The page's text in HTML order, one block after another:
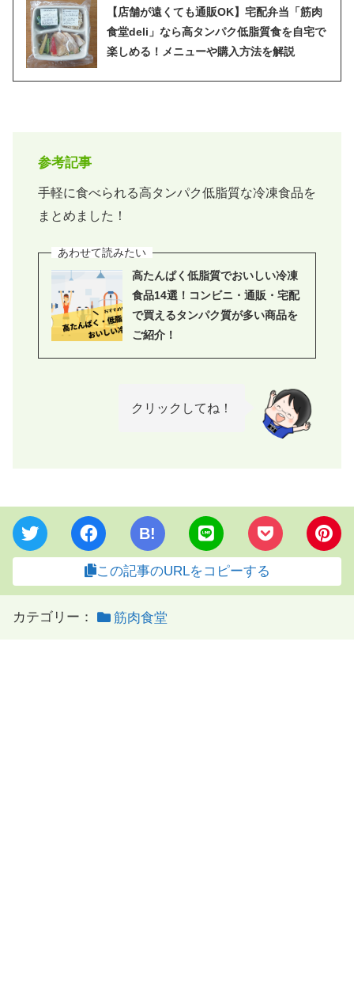
【店舗が遠くても通販OK】宅配弁当「筋肉
食堂deli」なら高タンパク低脂質食を自宅で
楽しめる！メニューや購入方法を解説
参考記事
手軽に食べられる高タンパク低脂質な冷凍食品を
まとめました！
高たんぱく低脂質でおいしい冷凍
食品14選！コンビニ・通販・宅配
で買えるタンパク質が多い商品を
ご紹介！
クリックしてね！
B!
この記事のURLをコピーする
カテゴリー： 筋肉食堂